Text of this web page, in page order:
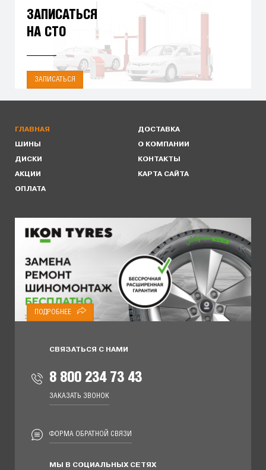
ЗАПИСАТЬСЯ
НА СТО
ЗАПИСАТЬСЯ
ГЛАВНАЯ
ШИНЫ
ДИСКИ
АКЦИИ
ОПЛАТА
ДОСТАВКА
О КОМПАНИИ
КОНТАКТЫ
КАРТА САЙТА
ПОДРОБНЕЕ
СВЯЗАТЬСЯ С НАМИ
8 800 234 73 43
ЗАКАЗАТЬ ЗВОНОК
ФОРМА ОБРАТНОЙ СВЯЗИ
МЫ В СОЦИАЛЬНЫХ СЕТЯХ